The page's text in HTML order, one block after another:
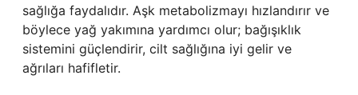
sağlığa faydalıdır. Aşk metabolizmayı hızlandırır ve
böylece yağ yakımına yardımcı olur; bağışıklık
sistemini güçlendirir, cilt sağlığına iyi gelir ve
ağrıları hafifletir.